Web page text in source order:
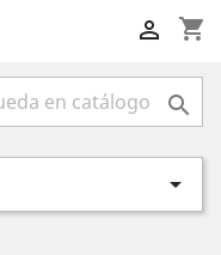
shopping_cart


